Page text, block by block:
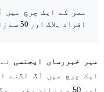
افراد ہلاک اور 50 سے زائد زخمی ہوگئے۔
مہر خبررساں ایجنسی
اور 50 سے زائد زخمی ہوگئے۔